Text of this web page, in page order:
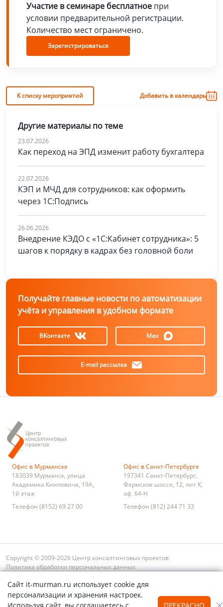
Сайт it-murman.ru использует cookie для
персонализации и хранения настроек.
Участие в семинаре бесплатное при
условии предварительной регистрации.
Количество мест ограничено.
Зарегистрироваться
К списку мероприятий Добавить в календарь
Другие материалы по теме
23.07.2026
Как переход на ЭПД изменит работу бухгалтера
22.07.2026
КЭП и МЧД для сотрудников: как оформить
через 1С:Подпись
26.06.2026
Внедрение КЭДО с «1С:Кабинет сотрудника»: 5
шагов к порядку в кадрах без головной боли
Получайте главные новости по автоматизации
учёта и управления в удобном формате
ВКонтакте Max
E-mail рассылка
Офис в Мурманске
183039 Мурманск, улица
Академика Книповича, 19А,
1й этаж
Телефон (8152) 69 27 00
Офис в Санкт-Петербурге
197341 Санкт-Петербург,
Фермское шоссе, 12, лит К,
оф. 64-Н
Телефон (812) 244 71 33
Copyright © 2009-2026 Центр консалтинговых проектов
Политика обработки персональных данных
Обратная связь
Карта сайта